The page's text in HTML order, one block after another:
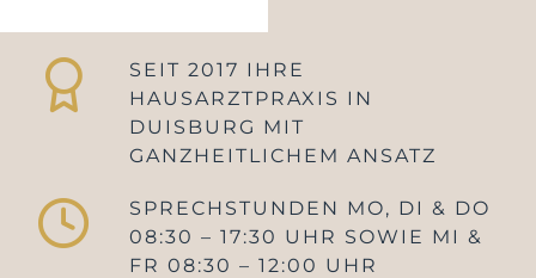
SEIT 2017 IHRE
HAUSARZTPRAXIS IN
DUISBURG MIT
GANZHEITLICHEM ANSATZ
SPRECHSTUNDEN MO, DI & DO
08:30 – 17:30 UHR SOWIE MI &
FR 08:30 – 12:00 UHR